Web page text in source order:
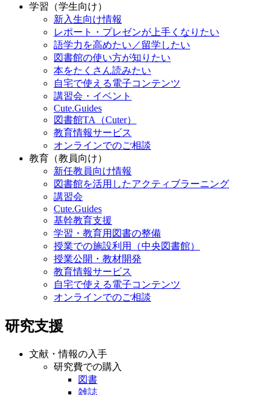
学習（学生向け）
新入生向け情報
レポート・プレゼンが上手くなりたい
語学力を高めたい／留学したい
図書館の使い方が知りたい
本をたくさん読みたい
自宅で使える電子コンテンツ
講習会・イベント
Cute.Guides
図書館TA（Cuter）
教育情報サービス
オンラインでのご相談
教育（教員向け）
新任教員向け情報
図書館を活用したアクティブラーニング
講習会
Cute.Guides
基幹教育支援
学習・教育用図書の整備
授業での施設利用（中央図書館）
授業公開・教材開発
教育情報サービス
自宅で使える電子コンテンツ
オンラインでのご相談
研究支援
文献・情報の入手
研究費での購入
図書
雑誌